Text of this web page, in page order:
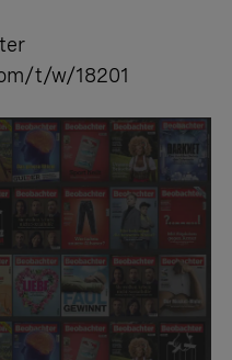
t/w/18201